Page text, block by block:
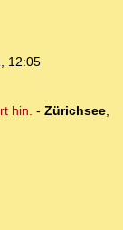
12:05
hin. - Zürichsee,